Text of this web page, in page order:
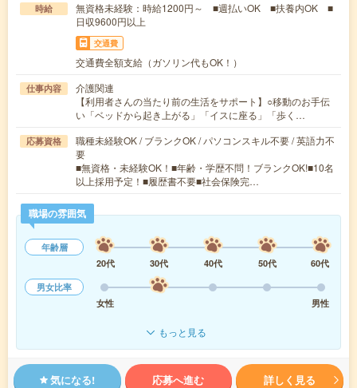
時給
無資格未経験：時給1200円～ ■週払いOK ■扶養内OK ■
日収9600円以上
交通費
交通費全額支給（ガソリン代もOK！）
仕事内容
介護関連
【利用者さんの当たり前の生活をサポート】○移動のお手伝
い「ベッドから起き上がる」「イスに座る」「歩く…
応募資格
職種未経験OK / ブランクOK / パソコンスキル不要 / 英語力不
要
■無資格・未経験OK！■年齢・学歴不問！ブランクOK!■10名
以上採用予定！■履歴書不要■社会保険完…
職場の雰囲気
年齢層
20代
30代 40代 50代
60代
男女比率
女性
男性
もっと見る
気になる! 応募へ進む 詳しく見る